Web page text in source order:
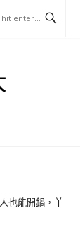
也能開鍋，羊